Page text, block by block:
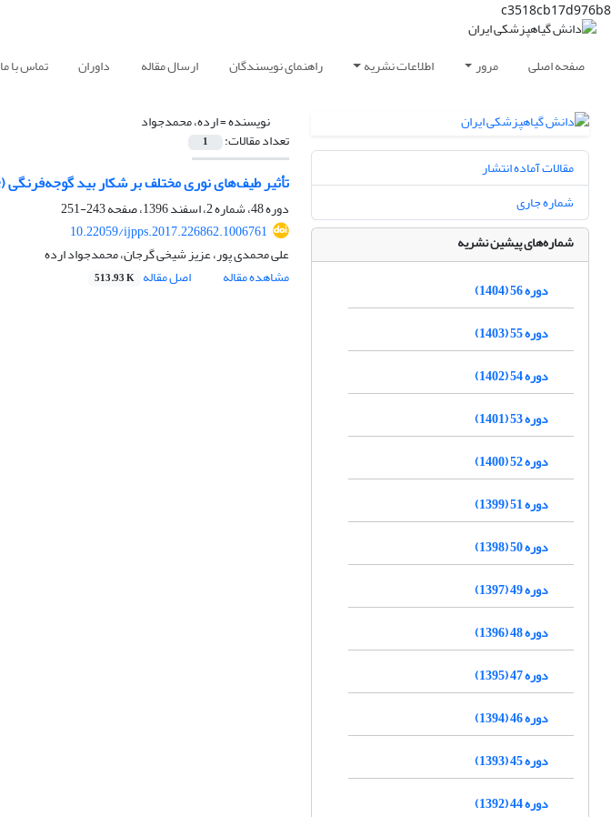
c3518cb17d976b8
صفحه اصلی مرور اطلاعات نشریه راهنمای نویسندگان ارسال مقاله داوران تماس با ما
نویسنده =ارده، محمد‌جواد
تعداد مقالات: 1
تأثیر طیف‌های نوری مختلف بر شکار بید گوجه‌فرنگی Tuta absoluta (Lep.: Gelechiidae)
دوره 48، شماره 2، اسفند 1396، صفحه
243-251
10.22059/ijpps.2017.226862.1006761
علی محمدی پور، عزیز شیخی گرجان، محمد‌جواد ارده
مشاهده مقاله
اصل مقاله 513.93 K
مقالات آماده انتشار
شماره جاری
شماره‌های پیشین نشریه
دوره 56 (1404)
دوره 55 (1403)
دوره 54 (1402)
دوره 53 (1401)
دوره 52 (1400)
دوره 51 (1399)
دوره 50 (1398)
دوره 49 (1397)
دوره 48 (1396)
دوره 47 (1395)
دوره 46 (1394)
دوره 45 (1393)
دوره 44 (1392)